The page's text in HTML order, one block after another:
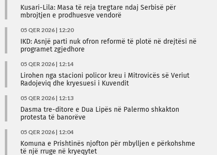
Kusari-Lila: Masa të reja tregtare ndaj Serbisë për
mbrojtjen e prodhuesve vendorë
05 QER 2026 | 12:20
IKD: Asnjë parti nuk ofron reformë të plotë në drejtësi në
programet zgjedhore
05 QER 2026 | 12:14
Lirohen nga stacioni policor kreu i Mitrovicës së Veriut
Radojeviq dhe kryesuesi i Kuvendit
05 QER 2026 | 12:13
Dasma tre-ditore e Dua Lipës në Palermo shkakton
protesta të banorëve
05 QER 2026 | 12:04
Komuna e Prishtinës njofton për mbylljen e përkohshme
të një rruge në kryeqytet